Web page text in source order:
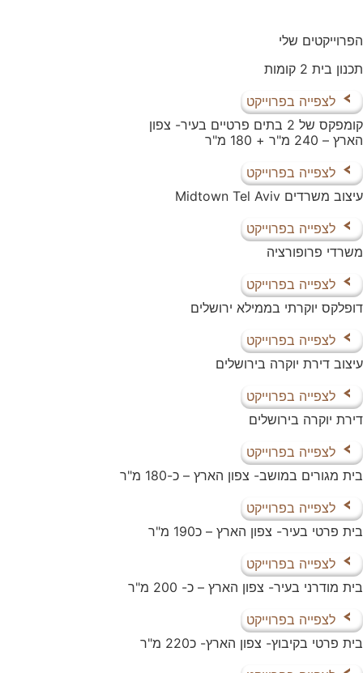
הפרוייקטים שלי
תכנון בית 2 קומות
לצפייה בפרוייקט
קומפקס של 2 בתים פרטיים בעיר- צפון
הארץ – 240 מ"ר + 180 מ"ר
לצפייה בפרוייקט
עיצוב משרדים Midtown Tel Aviv
לצפייה בפרוייקט
משרדי פרופורציה
לצפייה בפרוייקט
דופלקס יוקרתי בממילא ירושלים
לצפייה בפרוייקט
עיצוב דירת יוקרה בירושלים
לצפייה בפרוייקט
דירת יוקרה בירושלים
לצפייה בפרוייקט
בית מגורים במושב- צפון הארץ – כ-180 מ"ר
לצפייה בפרוייקט
בית פרטי בעיר- צפון הארץ – כ190 מ"ר
לצפייה בפרוייקט
בית מודרני בעיר- צפון הארץ – כ- 200 מ"ר
לצפייה בפרוייקט
בית פרטי בקיבוץ- צפון הארץ- כ220 מ"ר